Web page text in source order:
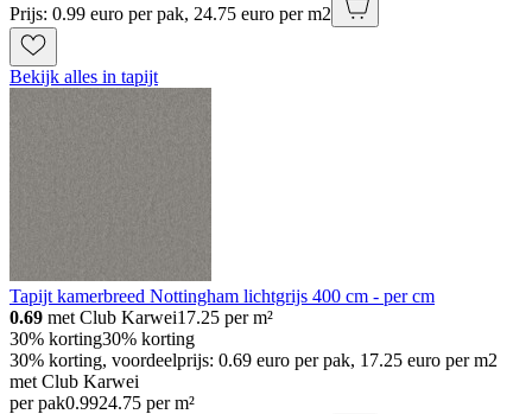
Prijs: 0.99 euro per pak, 24.75 euro per m2
Bekijk alles in tapijt
Tapijt kamerbreed Nottingham lichtgrijs 400 cm - per cm
0.69 met Club Karwei17.25 per m²
30% korting30% korting
30% korting, voordeelprijs: 0.69 euro per pak, 17.25 euro per m2
met Club Karwei
per pak0.9924.75 per m²